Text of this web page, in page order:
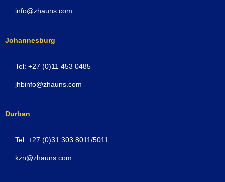
info@zhauns.com
Johannesburg
Tel: +27 (0)11 453 0485
jhbinfo@zhauns.com
Durban
Tel: +27 (0)31 303 8011/5011
kzn@zhauns.com